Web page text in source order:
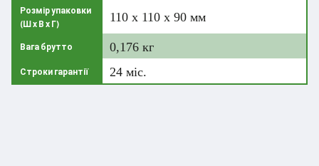
Розмір упаковки
(Ш х В х Г)
110 x 110 x 90 мм
Вага брутто 0,176 кг
Строки гарантії 24 міс.